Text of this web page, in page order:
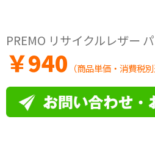
PREMO リサイクルレザー
￥940 （商品単価・消費税別